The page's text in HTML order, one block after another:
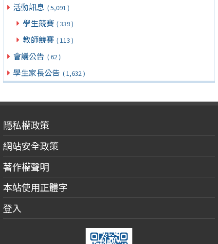
活動訊息 ( 5,091 )
學生競賽 ( 339 )
教師競賽 ( 113 )
會議公告 ( 62 )
學生家長公告 ( 1,632 )
隱私權政策
網站安全政策
著作權聲明
本站使用正體字
登入